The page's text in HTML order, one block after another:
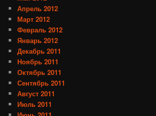
Апрель 2012
Март 2012
Февраль 2012
Январь 2012
Декабрь 2011
Ноябрь 2011
Октябрь 2011
Сентябрь 2011
Август 2011
Июль 2011